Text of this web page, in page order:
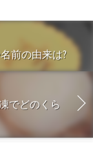
前の由来は?
でどのくら